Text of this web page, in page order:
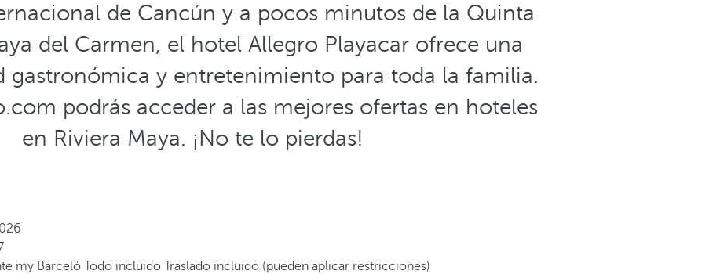
de Cancún y a pocos minutos de la Quinta
del Carmen, el hotel Allegro Playacar ofrece una
gastronómica y entretenimiento para toda la familia.
podrás acceder a las mejores ofertas en hoteles
en Riviera Maya. ¡No te lo pierdas!
my Barceló Todo incluido Traslado incluido (pueden aplicar restricciones)